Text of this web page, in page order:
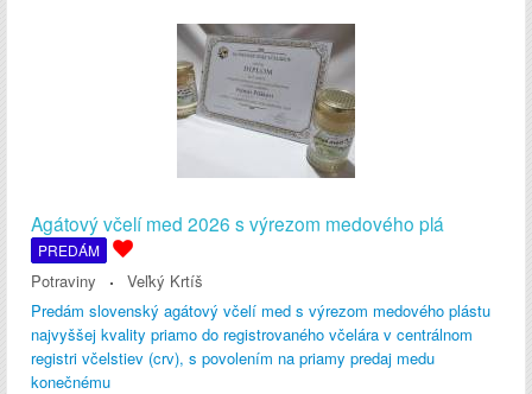
Agátový včelí med 2026 s výrezom medového plá
PREDÁM
Potraviny
Veľký Krtíš
Predám slovenský agátový včelí med s výrezom medového plástu
najvyššej kvality priamo do registrovaného včelára v centrálnom
registri včelstiev (crv), s povolením na priamy predaj medu
konečnému